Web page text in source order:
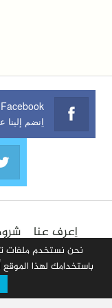
Facebook
اِعرف عنا
الإعلان في
© 2026 جميع الحقوق محفوظة
نحن نستخدم ملفات
باستخدامك لهذا